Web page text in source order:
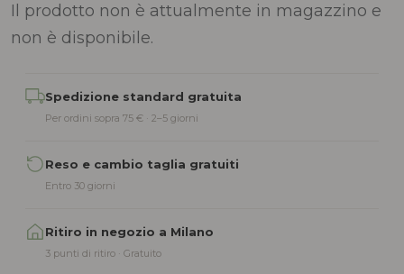
Il prodotto non è attualmente in magazzino e
non è disponibile.
Spedizione standard gratuita
Per ordini sopra 75 € · 2–5 giorni
Reso e cambio taglia gratuiti
Entro 30 giorni
Ritiro in negozio a Milano
3 punti di ritiro · Gratuito